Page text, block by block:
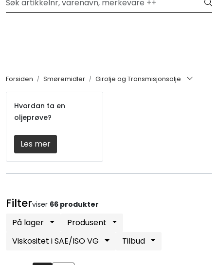
Skip to main content Hei, velkommen inn!
Forsiden Smøremidler Girolje og Transmisjonsolje
Filterviser 66 produkter
På lager
Produsent
Viskositet i SAE/ISO VG
Tilbud
Hvordan ta en
oljeprøve?
Les mer
Kjemikalier
Smøremidler
Transmisjon
Verktøy & Forbruksmateriell
Verneutstyr
Arbeidsplassen